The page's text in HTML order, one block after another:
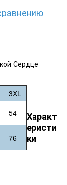
Сердце
3XL
54
76
Характ
еристи
ки